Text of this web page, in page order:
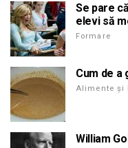
Se pare
elevi să
Formare
Cum de a
Alimente și
William